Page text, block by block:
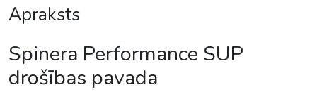
Apraksts
Spinera Performance SUP
drošības pavada